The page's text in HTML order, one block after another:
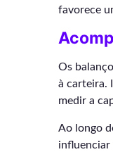
favorece
Os
à carteira.
medir a
Ao longo
influenciar